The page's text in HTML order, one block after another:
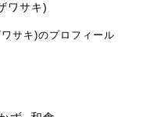
ワサキ)
サキ)のプロフィール